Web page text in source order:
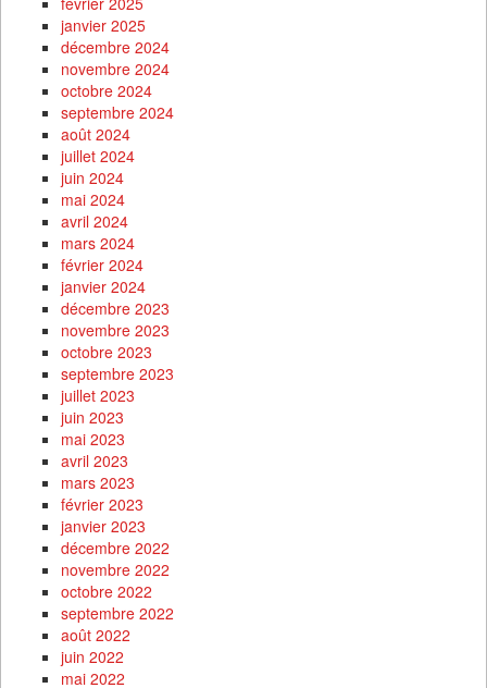
janvier 2025
décembre 2024
novembre 2024
octobre 2024
septembre 2024
août 2024
juillet 2024
juin 2024
mai 2024
avril 2024
mars 2024
février 2024
janvier 2024
décembre 2023
novembre 2023
octobre 2023
septembre 2023
juillet 2023
juin 2023
mai 2023
avril 2023
mars 2023
février 2023
janvier 2023
décembre 2022
novembre 2022
octobre 2022
septembre 2022
août 2022
juin 2022
mai 2022